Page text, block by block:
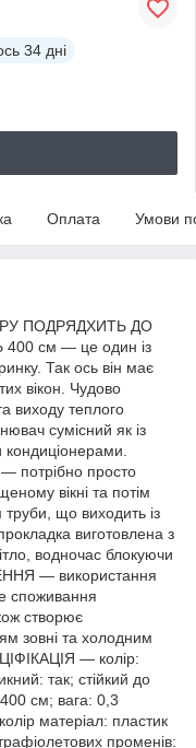
34 дні
Оплата Умови
ПОДРЯДХИТЬ ДО
см — це один із
Так ось він має
вікон. Чудово
виходу теплого
сумісний як із
просто
вікні та потім
труби, що виходить із
виготовлена з
водночас блокуючи
— використання
споживання
створює
зовні та холодним
— колір:
так; стійкий до
см; вага: 0,3
матеріал: пластик
променів: